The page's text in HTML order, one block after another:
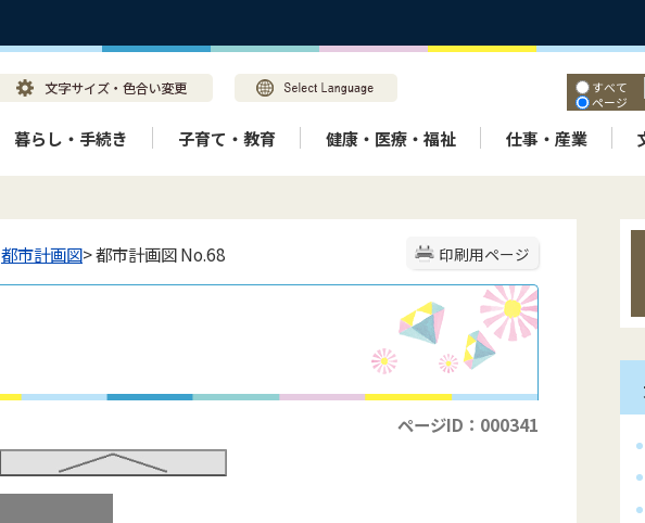
すべて
ページ
暮らし・手続き 子育て・教育 健康・医療・福祉 仕事・産業
印刷用ページ
都市計画図> 都市計画図 No.68
ページID：000341